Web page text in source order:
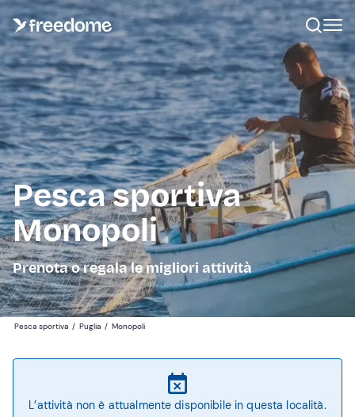
Pesca sportiva
Monopoli
Prenota o regala le migliori attività
Pesca sportiva / Puglia / Monopoli
L’attività non è attualmente disponibile in questa località.